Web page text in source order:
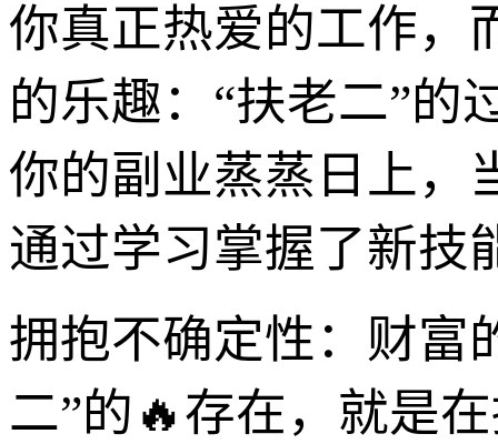
你真正热爱的工作，
的乐趣：“扶老二”的
你的副业蒸蒸日上，
通过学习掌握了新技
拥抱不确定性：财富
二”的🔥存在，就是